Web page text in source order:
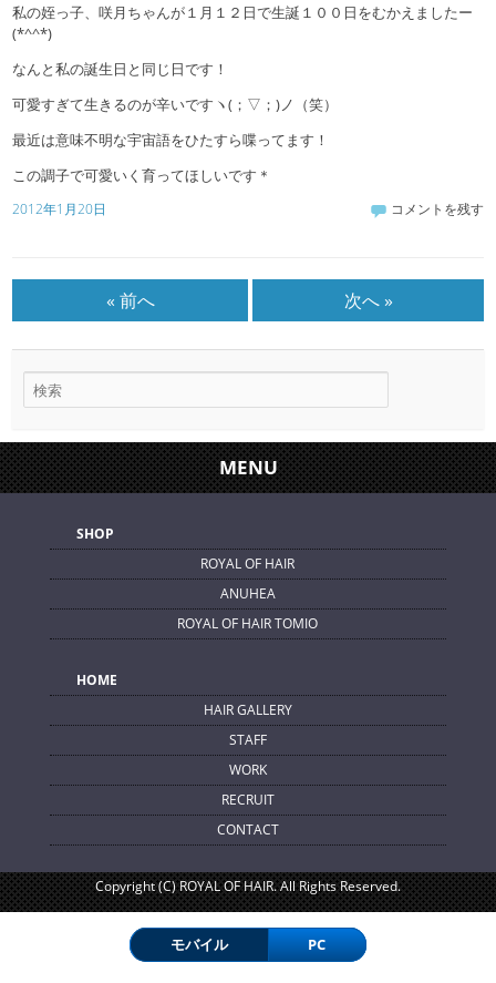
私の姪っ子、咲月ちゃんが１月１２日で生誕１００日をむかえましたー
(*^^*)
なんと私の誕生日と同じ日です！
可愛すぎて生きるのが辛いですヽ(；▽；)ノ（笑）
最近は意味不明な宇宙語をひたすら喋ってます！
この調子で可愛いく育ってほしいです＊
2012年1月20日 コメントを残す
« 前へ 次へ »
MENU
SHOP
ROYAL OF HAIR
ANUHEA
ROYAL OF HAIR TOMIO
HOME
HAIR GALLERY
STAFF
WORK
RECRUIT
CONTACT
Copyright (C) ROYAL OF HAIR. All Rights Reserved.
モバイル PC